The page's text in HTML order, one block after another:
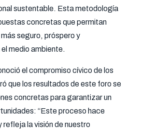
sustentable. Esta metodología
concretas que permitan
seguro, próspero y
medio ambiente.
el compromiso cívico de los
que los resultados de este foro se
concretas para garantizar un
“Este proceso hace
refleja la visión de nuestro